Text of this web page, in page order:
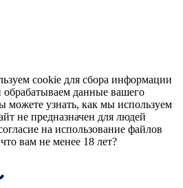
cookie для сбора информации
обрабатываем данные вашего
можете узнать, как мы используем
не предназначен для людей
на использование файлов
вам не менее 18 лет?